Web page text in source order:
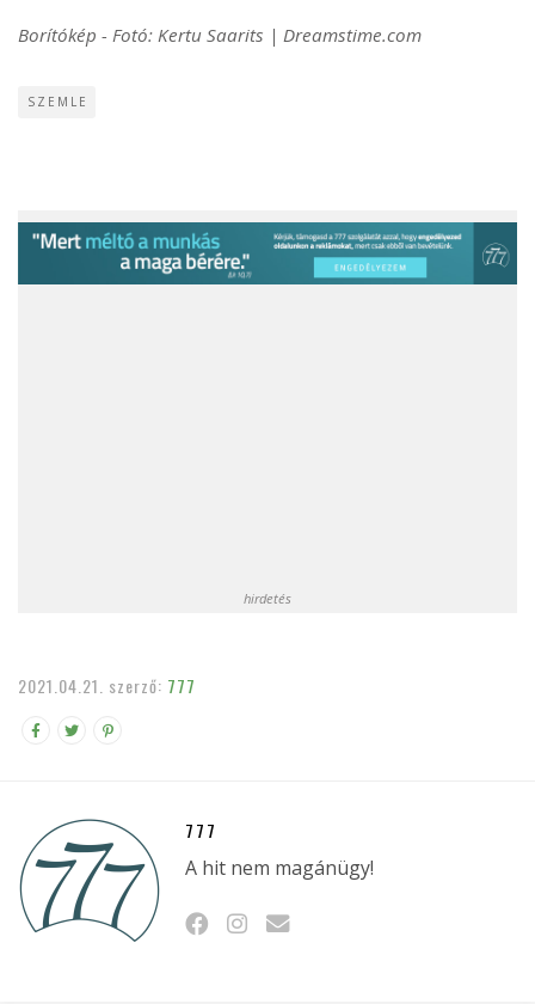
Borítókép - Fotó: Kertu Saarits | Dreamstime.com
SZEMLE
hirdetés
2021.04.21. szerző: 777
777
A hit nem magánügy!